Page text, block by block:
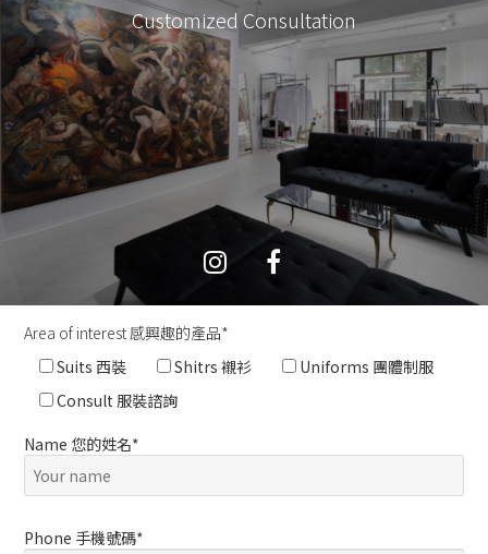
Customized Consultation
Area of interest 感興趣的產品*
Suits 西裝
Shitrs 襯衫
Uniforms 團體制服
Consult 服裝諮詢
Name 您的姓名*
Phone 手機號碼*